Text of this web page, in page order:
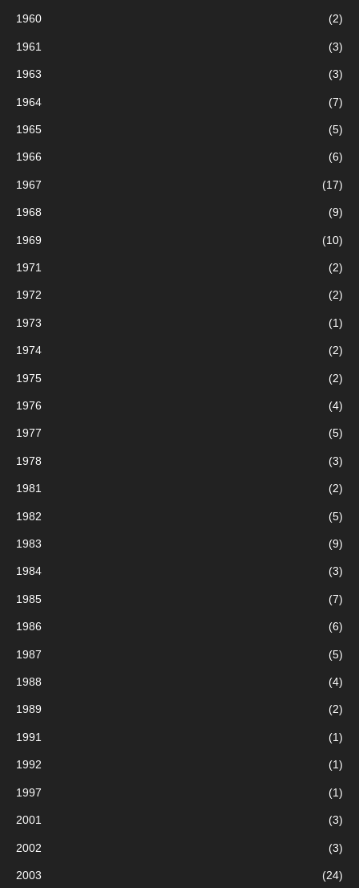
1960 (2)
1961 (3)
1963 (3)
1964 (7)
1965 (5)
1966 (6)
1967 (17)
1968 (9)
1969 (10)
1971 (2)
1972 (2)
1973 (1)
1974 (2)
1975 (2)
1976 (4)
1977 (5)
1978 (3)
1981 (2)
1982 (5)
1983 (9)
1984 (3)
1985 (7)
1986 (6)
1987 (5)
1988 (4)
1989 (2)
1991 (1)
1992 (1)
1997 (1)
2001 (3)
2002 (3)
2003 (24)